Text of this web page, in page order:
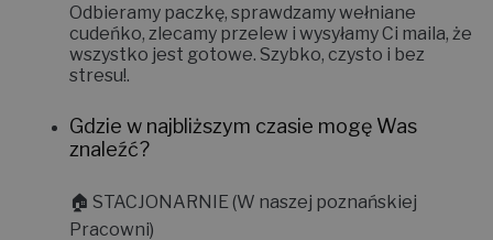
Odbieramy paczkę, sprawdzamy wełniane
cudeńko, zlecamy przelew i wysyłamy Ci maila, że
wszystko jest gotowe. Szybko, czysto i bez
stresu!.
Gdzie w najbliższym czasie mogę Was
znaleźć?
🏠 STACJONARNIE (W naszej poznańskiej
Pracowni)